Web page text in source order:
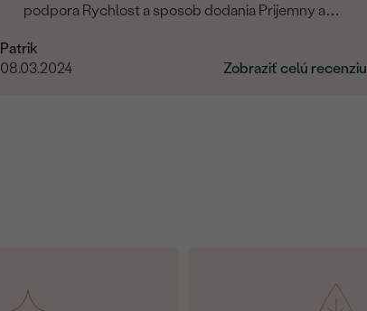
podpora Rychlost a sposob dodania Prijemny a
Patrik
08.03.2024
Zobraziť celú recenziu